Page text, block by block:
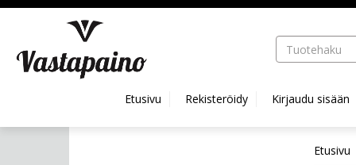
Hyppää pääsisältöön
Etusivu Rekisteröidy Kirjaudu sisään
Etusivu